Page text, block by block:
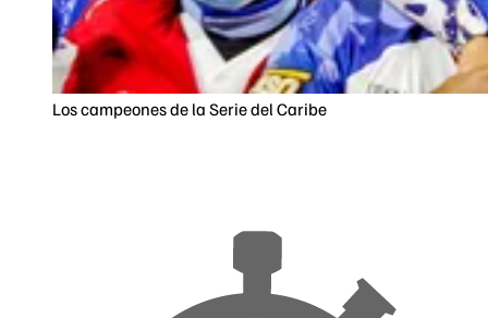
Los campeones de la Serie del Caribe